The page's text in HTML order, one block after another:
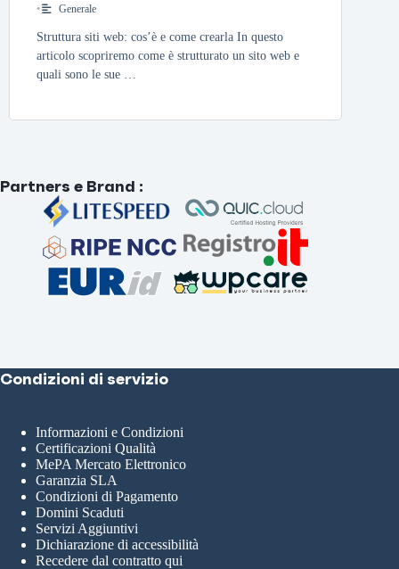
• Generale
Struttura siti web: cos’è e come crearla In questo
articolo scopriremo come è strutturato un sito web e
quali sono le sue …
Partners e Brand :
Condizioni di servizio
Informazioni e Condizioni
Certificazioni Qualità
MePA Mercato Elettronico
Garanzia SLA
Condizioni di Pagamento
Domini Scaduti
Servizi Aggiuntivi
Dichiarazione di accessibilità
Recedere dal contratto qui